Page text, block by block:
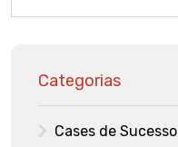
Categorias
Cases de Sucesso